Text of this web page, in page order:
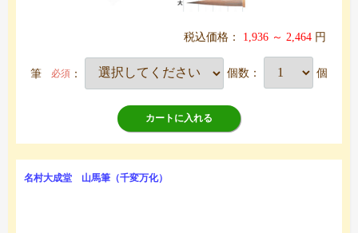
税込価格： 1,936 ～ 2,464 円
筆 必須 ： 個数： 個
カートに入れる
名村大成堂 山馬筆（千変万化）